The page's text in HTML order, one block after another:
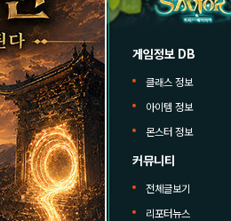
게임정보 DB
클래스 정보
아이템 정보
몬스터 정보
커뮤니티
전체글보기
리포터뉴스